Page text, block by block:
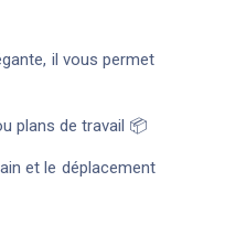
il vous permet
plans de travail 📦
et le déplacement